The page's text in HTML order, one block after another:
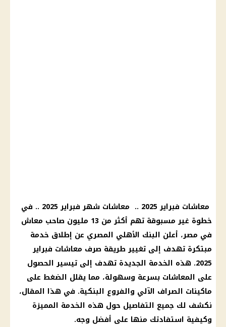
معاشات فبراير 2025 .. معاشات شهر فبراير 2025
.. في
خطوة غير مسبوقة تهم أكثر من 13 مليون صاحب
معاش
في مصر، أعلن البنك الأهلي المصري عن إطلاق خدمة
مبتكرة تهدف إلى تغيير طريقة صرف معاشات فبراير
2025. هذه الخدمة الجديدة تهدف إلى تيسير الحصول
على المعاشات بسرعة وسهولة، مما يقلل الضغط على
ماكينات الصراف الآلي والفروع البنكية. في هذا المقال،
نكشف لك جميع التفاصيل حول هذه الخدمة المميزة
وكيفية استفادتك منها على أفضل وجه.